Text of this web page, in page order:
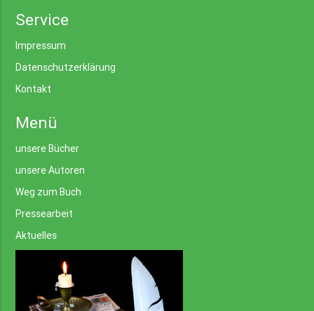
Service
Impressum
Datenschutzerklärung
Kontakt
Menü
unsere Bücher
unsere Autoren
Weg zum Buch
Pressearbeit
Aktuelles